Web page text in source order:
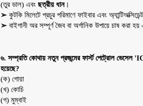
(তুর ডাল) এবং ছত্রীয় ধান।
➢ কুটকি মিলেটে প্রচুর পরিমাণে ফাইবার এবং
➢ বাইগানী অর সম্পূর্ণ জৈব বা অর্গানিক উপায়ে চাষ করা
৬. সম্প্রতি কোথায় নতুন প্রজন্মের ফার্স্ট পেট্রোল
হয়েছে?
(ক) গোয়া
(খ) কোচি
(গ) মুম্বাই